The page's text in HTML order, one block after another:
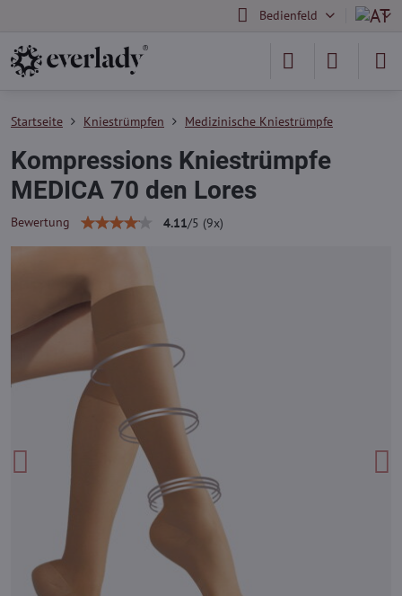
Bedienfeld
Startseite Kniestrümpfen Medizinische Kniestrümpfe
Kompressions Kniestrümpfe
MEDICA 70 den Lores
Bewertung 4.11/5 (9x)